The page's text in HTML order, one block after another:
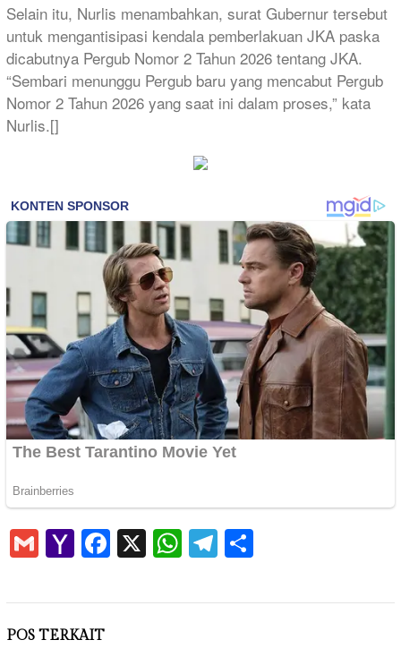
Selain itu, Nurlis menambahkan, surat Gubernur tersebut
untuk mengantisipasi kendala pemberlakuan JKA paska
dicabutnya Pergub Nomor 2 Tahun 2026 tentang JKA.
“Sembari menunggu Pergub baru yang mencabut Pergub
Nomor 2 Tahun 2026 yang saat ini dalam proses,” kata
Nurlis.[]
GmailYahooFacebook
X WhatsApp
Telegram
POS TERKAIT